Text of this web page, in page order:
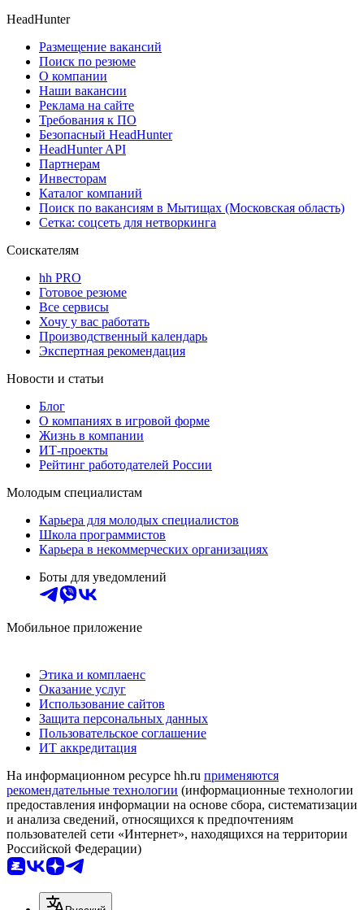
HeadHunter
Размещение вакансий
Поиск по резюме
О компании
Наши вакансии
Реклама на сайте
Требования к ПО
Безопасный HeadHunter
HeadHunter API
Партнерам
Инвесторам
Каталог компаний
Поиск по вакансиям в Мытищах (Московская область)
Сетка: соцсеть для нетворкинга
Соискателям
hh PRO
Готовое резюме
Все сервисы
Хочу у вас работать
Производственный календарь
Экспертная рекомендация
Новости и статьи
Блог
О компаниях в игровой форме
Жизнь в компании
ИТ-проекты
Рейтинг работодателей России
Молодым специалистам
Карьера для молодых специалистов
Школа программистов
Карьера в некоммерческих организациях
Боты для уведомлений
Мобильное приложение
Этика и комплаенс
Оказание услуг
Использование сайтов
Защита персональных данных
Пользовательское соглашение
ИТ аккредитация
На информационном ресурсе hh.ru применяются
рекомендательные технологии (информационные технологии
предоставления информации на основе сбора, систематизации
и анализа сведений, относящихся к предпочтениям
пользователей сети «Интернет», находящихся на территории
Российской Федерации)